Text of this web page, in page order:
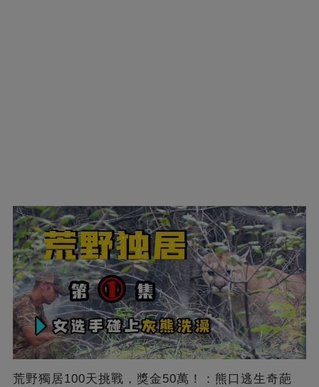
荒野獨居100天挑戰，獎金50萬！：熊口逃生奇葩